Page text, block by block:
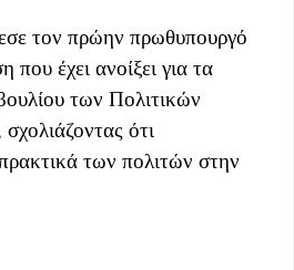
τον πρώην πρωθυπουργό
που έχει ανοίξει για τα
των Πολιτικών
ότι
των πολιτών στην